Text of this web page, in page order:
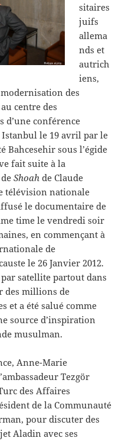
sitaires
juifs
allema
nds et
autrich
iens,
des
centre des
d’une conférence
le 19 avril par le
Bahcesehir sous l’égide
fait suite à la
deShoah de Claude
télévision nationale
le documentaire de
time le vendredi soir
en commençant à
de
le 26 Janvier 2012.
satellite partout dans
des millions de
et a été salué comme
source d’inspiration
musulman.
Anne-Marie
Tezgör
des Affaires
de la Communauté
pour discuter des
Aladin avec ses